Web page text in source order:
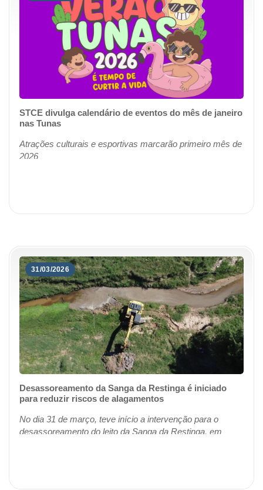
STCE divulga calendário de eventos do mês de janeiro
nas Tunas
Atrações culturais e esportivas marcarão primeiro mês de
2026
31/03/2026
Desassoreamento da Sanga da Restinga é iniciado
para reduzir riscos de alagamentos
No dia 31 de março, teve início a intervenção para o
desassoreamento do leito da Sanga da Restinga, em